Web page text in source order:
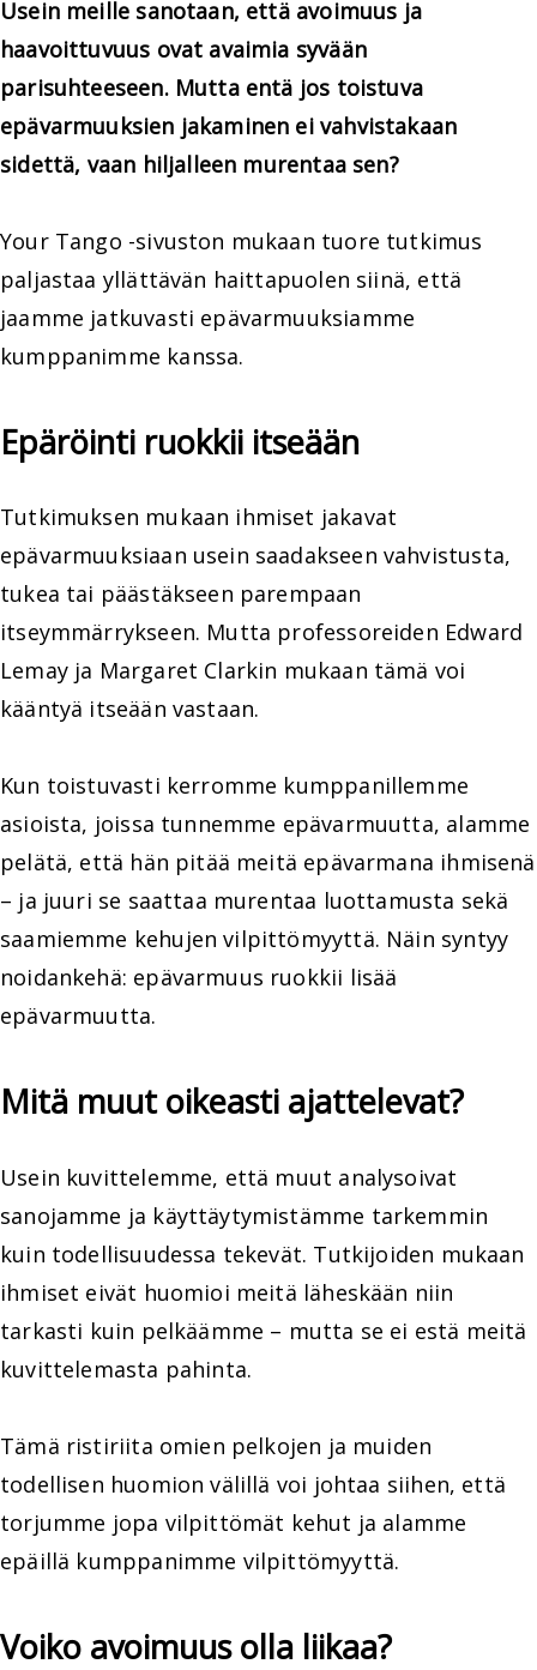
Usein meille sanotaan, että avoimuus ja
haavoittuvuus ovat avaimia syvään
parisuhteeseen. Mutta entä jos toistuva
epävarmuuksien jakaminen ei vahvistakaan
sidettä, vaan hiljalleen murentaa sen?
Your Tango -sivuston mukaan tuore tutkimus
paljastaa yllättävän haittapuolen siinä, että
jaamme jatkuvasti epävarmuuksiamme
kumppanimme kanssa.
Epäröinti ruokkii itseään
Tutkimuksen mukaan ihmiset jakavat
epävarmuuksiaan usein saadakseen vahvistusta,
tukea tai päästäkseen parempaan
itseymmärrykseen. Mutta professoreiden Edward
Lemay ja Margaret Clarkin mukaan tämä voi
kääntyä itseään vastaan.
Kun toistuvasti kerromme kumppanillemme
asioista, joissa tunnemme epävarmuutta, alamme
pelätä, että hän pitää meitä epävarmana ihmisenä
– ja juuri se saattaa murentaa luottamusta sekä
saamiemme kehujen vilpittömyyttä. Näin syntyy
noidankehä: epävarmuus ruokkii lisää
epävarmuutta.
Mitä muut oikeasti ajattelevat?
Usein kuvittelemme, että muut analysoivat
sanojamme ja käyttäytymistämme tarkemmin
kuin todellisuudessa tekevät. Tutkijoiden mukaan
ihmiset eivät huomioi meitä läheskään niin
tarkasti kuin pelkäämme – mutta se ei estä meitä
kuvittelemasta pahinta.
Tämä ristiriita omien pelkojen ja muiden
todellisen huomion välillä voi johtaa siihen, että
torjumme jopa vilpittömät kehut ja alamme
epäillä kumppanimme vilpittömyyttä.
Voiko avoimuus olla liikaa?